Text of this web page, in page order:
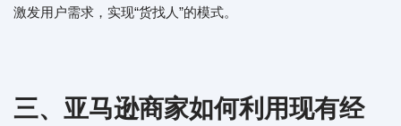
激发用户需求，实现“货找人”的模式。
三、亚马逊商家如何利用现有经